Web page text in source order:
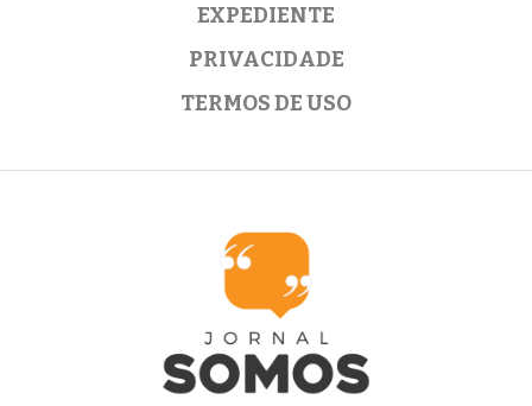
EXPEDIENTE
PRIVACIDADE
TERMOS DE USO